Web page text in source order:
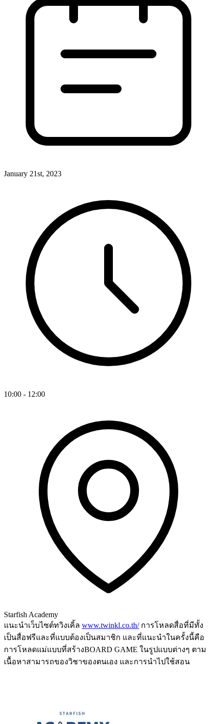
January 21st, 2023
10:00 - 12:00
Starfish Academy
แนะนำเว็บไซต์ทวิงเคิ้ล www.twinkl.co.th/การโหลดสื่อที่มีทั้ง
เป็นสื่อฟรีและที่แบบต้องเป็นสมาชิก และที่แนะนำในครั้งนี้คือ
การโหลดแม่แบบที่สร้างBOARD GAME ในรูปแบบต่างๆ ตาม
เนื้อหาสามารถของวิชาของตนเอง และการนำไปใช้สอน